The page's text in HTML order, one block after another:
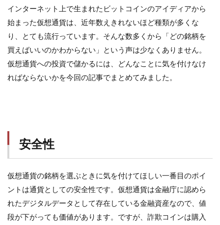
インターネット上で生まれたビットコインのアイディアから
始まった仮想通貨は、近年数えきれないほど種類が多くな
り、とても流行っています。そんな数多くから「どの銘柄を
買えばいいのかわからない」という声は少なくありません。
仮想通貨への投資で儲かるには、どんなことに気を付けなけ
ればならないかを今回の記事でまとめてみました。
安全性
仮想通貨の銘柄を選ぶときに気を付けてほしい一番目のポイ
ントは通貨としての安全性です。仮想通貨は金融庁に認めら
れたデジタルデータとして存在している金融資産なので、値
段が下がっても価値があります。ですが、詐欺コインは購入